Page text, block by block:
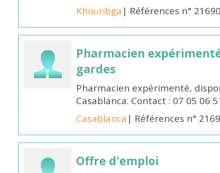
Khouribga | Références n°
Pharmacien
gardes
Pharmacien expérimenté,
Casablanca. Contact : 07 05 06
Casablanca | Références n°
Offre d'emploi